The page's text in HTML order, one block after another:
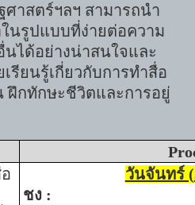
ศาสตร์ฯลฯ สามารถนำ
นรูปแบบที่ง่ายต่อความ
นได้อย่างน่าสนใจและ
รียนรู้เกี่ยวกับการทำสื่อ
ฝึกทักษะชีวิตและการอยู่
วันจันทร์ (
ชง :